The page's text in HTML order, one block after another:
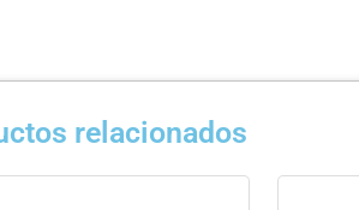
relacionados